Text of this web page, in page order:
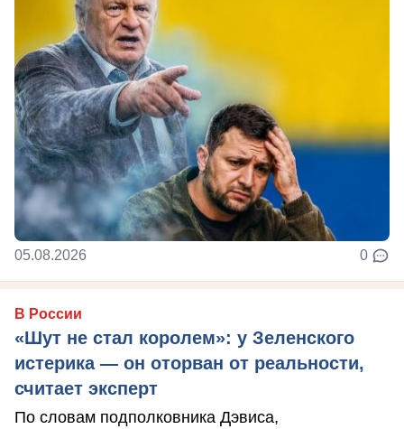
05.08.2026 0
В России
«Шут не стал королем»: у Зеленского
истерика — он оторван от реальности,
считает эксперт
По словам подполковника Дэвиса,